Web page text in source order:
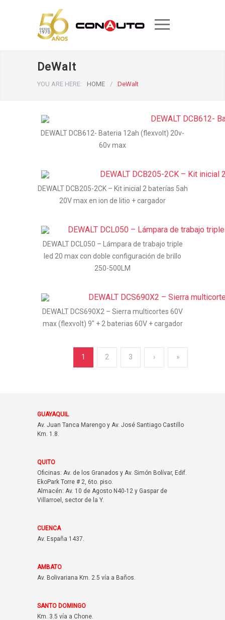
DeWalt
YOU ARE HERE: HOME / DeWalt
DEWALT DCB612- Bateria 12ah (flexvolt) 20v-
60v max
DEWALT DCB205-2CK – Kit inicial 2 baterías 5ah
20V max en ion de litio + cargador
DEWALT DCL050 – Lámpara de trabajo triple
led 20 max con doble configuración de brillo
250-500LM
DEWALT DCS690X2 – Sierra multicortes 60V
max (flexvolt) 9″ + 2 baterias 60V + cargador
1 2 3 › »
GUAYAQUIL
Av. Juan Tanca Marengo y Av. José Santiago Castillo
Km. 1.8.
QUITO
Oficinas: Av. de los Granados y Av. Simón Bolívar, Edif.
EkoPark Torre # 2, 6to. piso.
Almacén: Av. 10 de Agosto N40-12 y Gaspar de
Villarroel, sector de la Y.
CUENCA
Av. España 1437.
AMBATO
Av. Bolivariana Km. 2.5 vía a Baños.
SANTO DOMINGO
Km. 3.5 vía a Chone.